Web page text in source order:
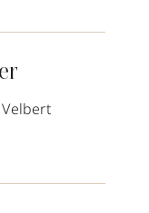
Velbert